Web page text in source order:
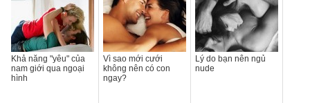
Khả năng "yêu" của
nam giới qua ngoại
hình
Vì sao mới cưới
không nên có con
ngay?
Lý do bạn nên ngủ
nude